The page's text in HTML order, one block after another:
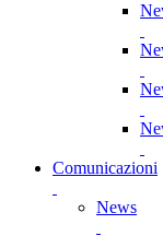
Comunicazioni
News